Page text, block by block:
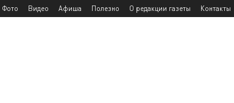
Фото Видео Афиша Полезно О редакции газеты Контакты